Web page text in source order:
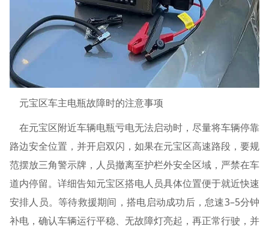
元宝区车主电瓶故障时的注意事项
在元宝区附近车辆电瓶亏电无法启动时，尽量将车辆停靠
路边安全位置，并开启双闪，如果在元宝区高速路段，要规
范摆放三角警示牌，人员撤离至护栏外安全区域，严禁在车
道内停留。详细告知元宝区搭电人员具体位置便于就近快速
安排人员。等待救援期间，搭电启动成功后，怠速3–5分钟
补电，确认车辆运行平稳、无故障灯亮起，再正常行驶，并